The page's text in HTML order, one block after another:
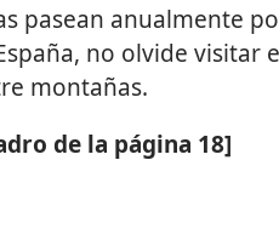
pasean anualmente
no olvide visitar
montañas.
de la página 18]